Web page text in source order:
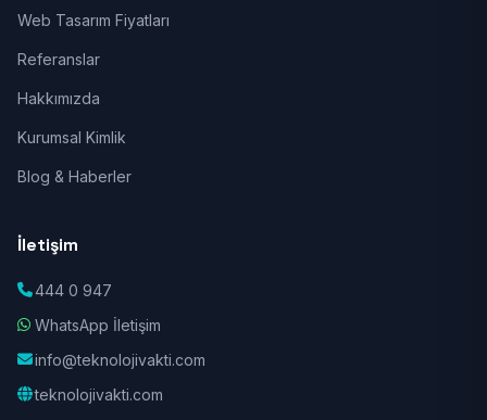
Web Tasarım Fiyatları
Referanslar
Hakkımızda
Kurumsal Kimlik
Blog & Haberler
İletişim
444 0 947
WhatsApp İletişim
info@teknolojivakti.com
teknolojivakti.com